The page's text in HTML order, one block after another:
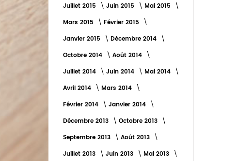
Juillet 2015
Juin 2015
Mai 2015
Mars 2015
Février 2015
Janvier 2015
Décembre 2014
Octobre 2014
Août 2014
Juillet 2014
Juin 2014
Mai 2014
Avril 2014
Mars 2014
Février 2014
Janvier 2014
Décembre 2013
Octobre 2013
Septembre 2013
Août 2013
Juillet 2013
Juin 2013
Mai 2013